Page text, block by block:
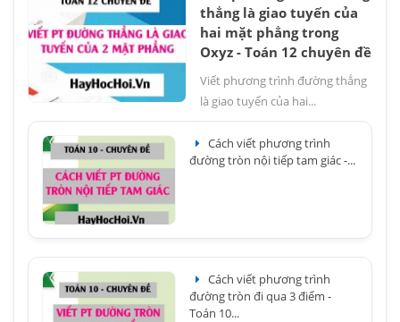
thẳng là giao tuyến của
hai mặt phẳng trong
Oxyz - Toán 12 chuyên đề
Viết phương trình đường thẳng
là giao tuyến của hai...
Cách viết phương trình
đường tròn nội tiếp tam giác -...
Cách viết phương trình
đường tròn đi qua 3 điểm -
Toán 10...